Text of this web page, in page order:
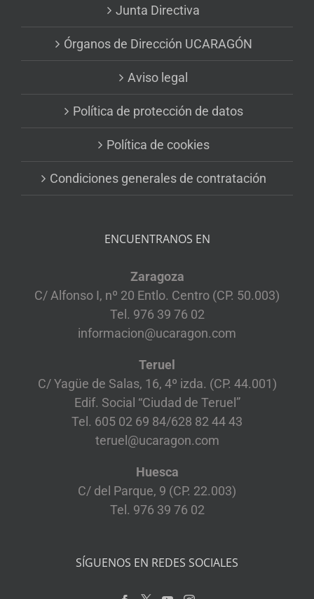
Junta Directiva
Órganos de Dirección UCARAGÓN
Aviso legal
Política de protección de datos
Política de cookies
Condiciones generales de contratación
ENCUENTRANOS EN
Zaragoza
C/ Alfonso I, nº 20 Entlo. Centro (CP. 50.003)
Tel. 976 39 76 02
informacion@ucaragon.com
Teruel
C/ Yagüe de Salas, 16, 4º izda. (CP. 44.001)
Edif. Social “Ciudad de Teruel”
Tel. 605 02 69 84/628 82 44 43
teruel@ucaragon.com
Huesca
C/ del Parque, 9 (CP. 22.003)
Tel. 976 39 76 02
SÍGUENOS EN REDES SOCIALES